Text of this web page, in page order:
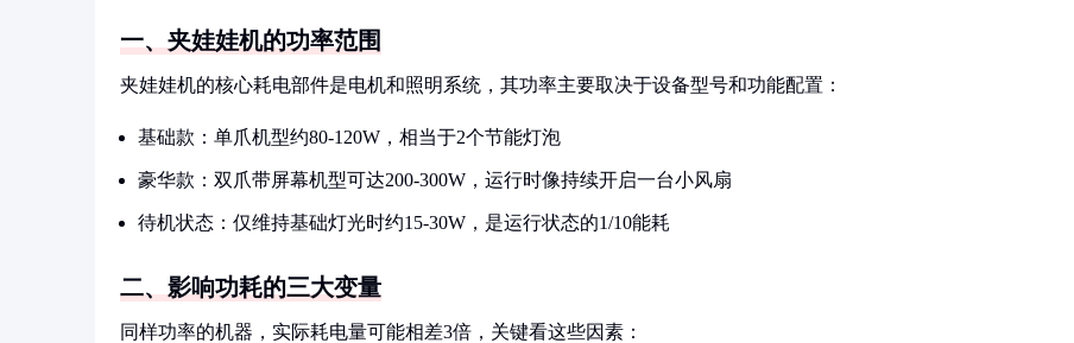
一、夹娃娃机的功率范围
夹娃娃机的核心耗电部件是电机和照明系统，其功率主要取决于设备型号和功能配置：
基础款：单爪机型约80-120W，相当于2个节能灯泡
豪华款：双爪带屏幕机型可达200-300W，运行时像持续开启一台小风扇
待机状态：仅维持基础灯光时约15-30W，是运行状态的1/10能耗
二、影响功耗的三大变量
同样功率的机器，实际耗电量可能相差3倍，关键看这些因素：